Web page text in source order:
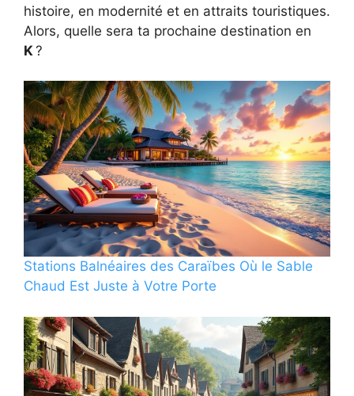
histoire, en modernité et en attraits touristiques.
Alors, quelle sera ta prochaine destination en
K ?
Stations Balnéaires des Caraïbes Où le Sable
Chaud Est Juste à Votre Porte